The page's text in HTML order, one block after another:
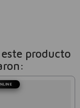
producto